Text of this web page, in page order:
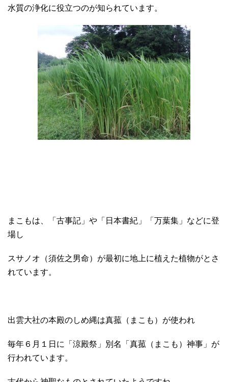
水質の浄化に役立つのが知られています。
まこもは、「古事記」や「日本書紀」「万葉集」などに登
場し
スサノオ（須佐之男命）が最初に地上に植えた植物がとさ
れています。
出雲大社の本殿のしめ縄は真菰（まこも）が使われ
毎年６月１日に「涼殿祭」別名「真菰（まこも）神事」が
行われています。